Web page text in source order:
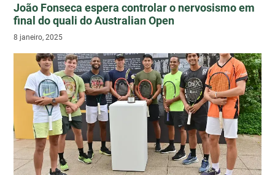
João Fonseca espera controlar o nervosismo em
final do quali do Australian Open
8 janeiro, 2025